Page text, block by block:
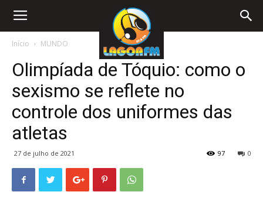
Início MUNDO
Olimpíada de Tóquio: como o
sexismo se reflete no
controle dos uniformes das
atletas
27 de julho de 2021 0
97